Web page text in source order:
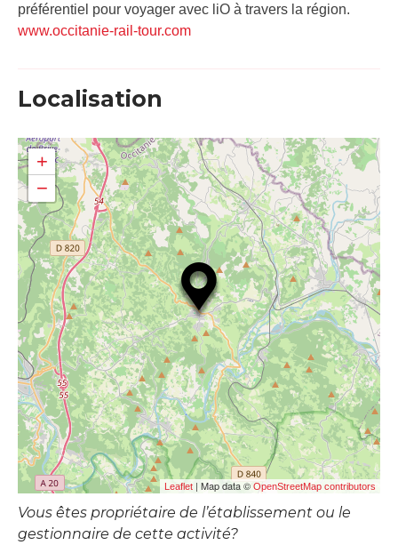
préférentiel pour voyager avec liO à travers la région.
www.occitanie-rail-tour.com
Localisation
+
−
Leaflet | Map data © OpenStreetMap contributors
Vous êtes propriétaire de l’établissement ou le
gestionnaire de cette activité?